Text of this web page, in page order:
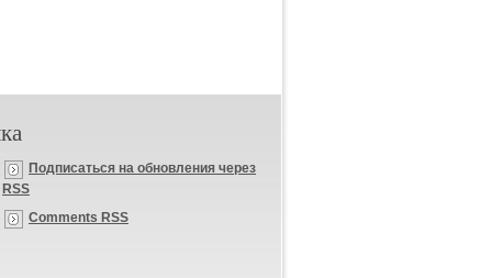
Подписаться на обновления через
RSS
Comments RSS